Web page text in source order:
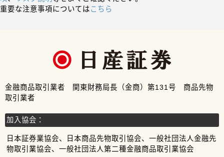
重要な注意事項についてはこちら
金融商品取引業者 関東財務局長（金商）第131号 商品先物
取引業者
加入協会：
日本証券業協会、日本商品先物取引協会、一般社団法人金融先
物取引業協会、一般社団法人第二種金融商品取引業協会